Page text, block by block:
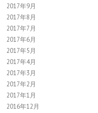
2017年9月
2017年8月
2017年7月
2017年6月
2017年5月
2017年4月
2017年3月
2017年2月
2017年1月
2016年12月